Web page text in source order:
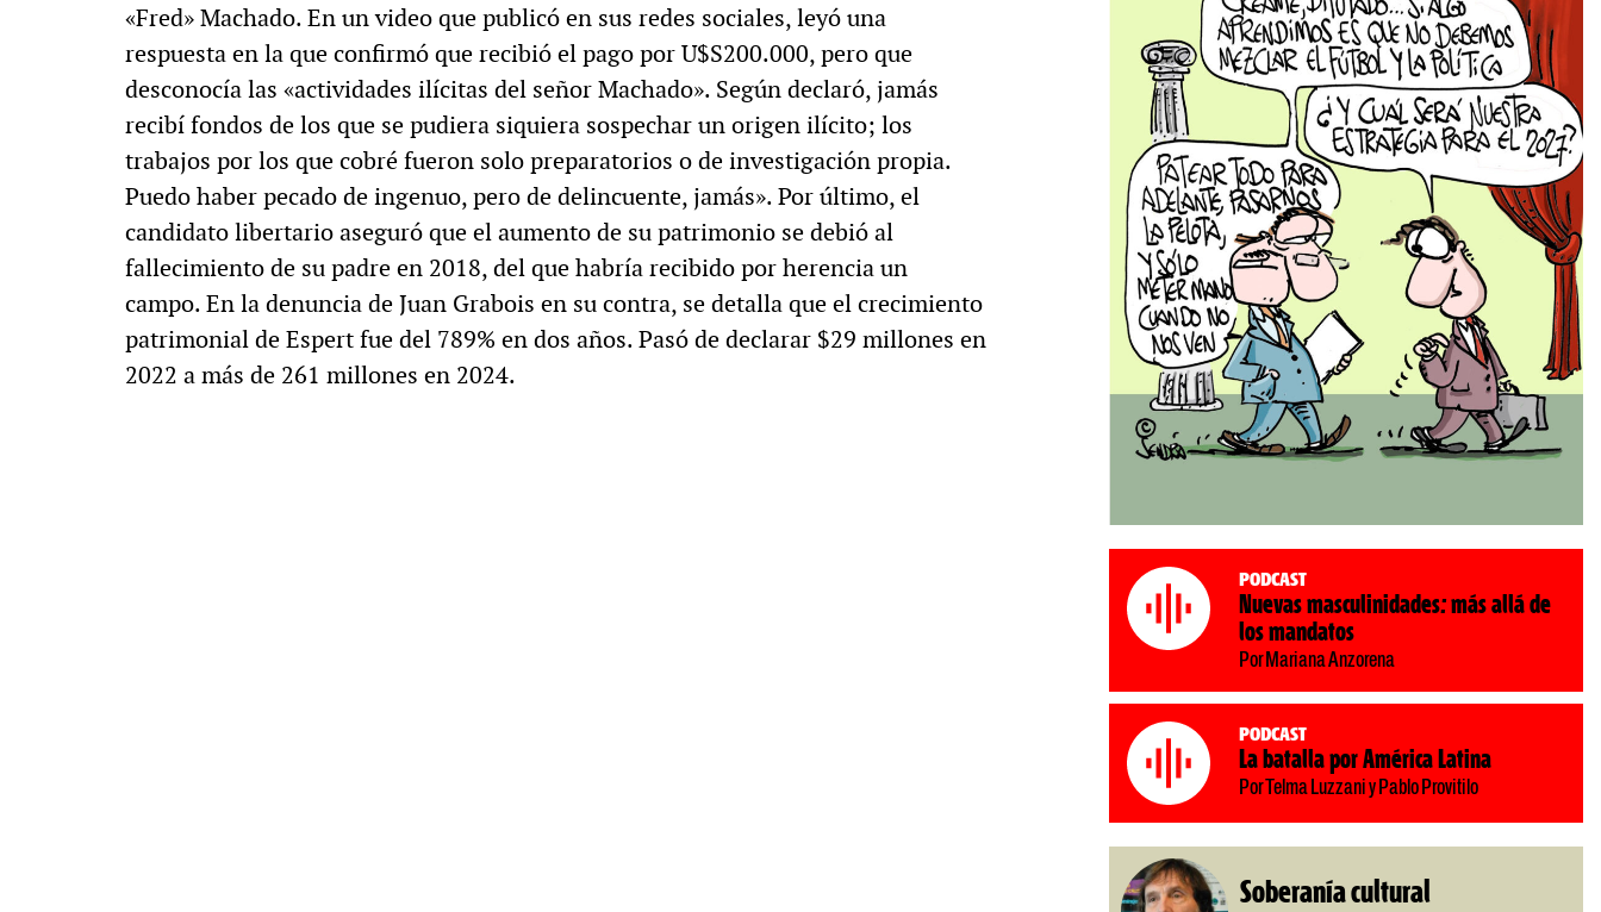
«Fred» Machado. En un video que publicó en sus redes sociales, leyó una
respuesta en la que confirmó que recibió el pago por U$S200.000, pero que
desconocía las «actividades ilícitas del señor Machado». Según declaró, jamás
recibí fondos de los que se pudiera siquiera sospechar un origen ilícito; los
trabajos por los que cobré fueron solo preparatorios o de investigación propia.
Puedo haber pecado de ingenuo, pero de delincuente, jamás». Por último, el
candidato libertario aseguró que el aumento de su patrimonio se debió al
fallecimiento de su padre en 2018, del que habría recibido por herencia un
campo. En la denuncia de Juan Grabois en su contra, se detalla que el crecimiento
patrimonial de Espert fue del 789% en dos años. Pasó de declarar $29 millones en
2022 a más de 261 millones en 2024.
Podcast
Nuevas masculinidades: más allá de
los mandatos
Por Mariana Anzorena
Podcast
La batalla por América Latina
Por Telma Luzzani y Pablo Provitilo
Soberanía cultural